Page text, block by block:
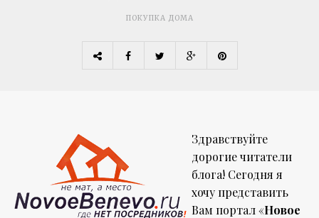
ПОКУПКА ДОМА
Здравствуйте
дорогие читатели
блога! Сегодня я
хочу представить
Вам портал «Новое